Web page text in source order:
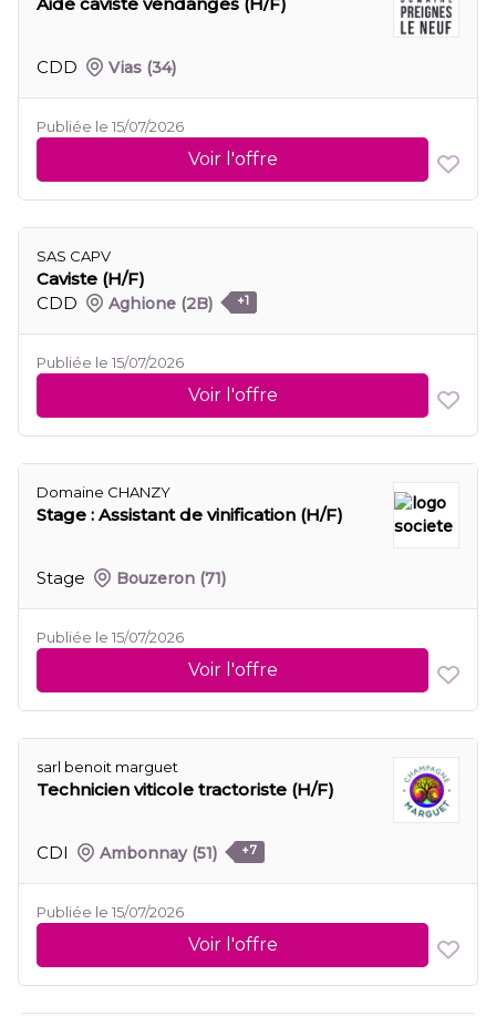
CDD Vias (34)
Publiée le 15/07/2026
Voir l'offre
SAS CAPV
Caviste (H/F)
CDD
Aghione (2B) +1
Publiée le 15/07/2026
Voir l'offre
Domaine CHANZY
Stage : Assistant de vinification (H/F)
Stage Bouzeron (71)
Publiée le 15/07/2026
Voir l'offre
sarl benoit marguet
Technicien viticole tractoriste (H/F)
CDI Ambonnay (51) +7
Publiée le 15/07/2026
Voir l'offre